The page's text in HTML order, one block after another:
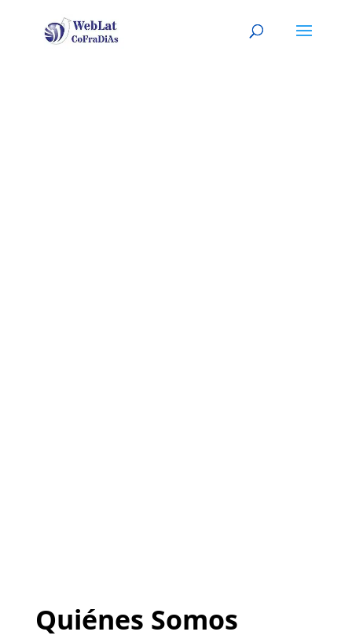
Quiénes Somos